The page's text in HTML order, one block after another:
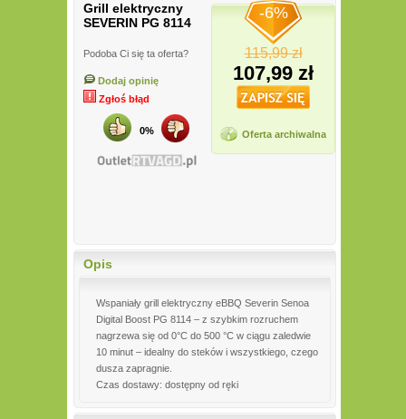
Grill elektryczny
SEVERIN PG 8114
Podoba Ci się ta oferta?
Dodaj opinię
Zgłoś błąd
0%
-6%
115,99 zł
107,99 zł
Oferta archiwalna
Opis
Wspaniały grill elektryczny eBBQ Severin Senoa
Digital Boost PG 8114 – z szybkim rozruchem
nagrzewa się od 0°C do 500 °C w ciągu zaledwie
10 minut – idealny do steków i wszystkiego, czego
dusza zapragnie.
Czas dostawy: dostępny od ręki